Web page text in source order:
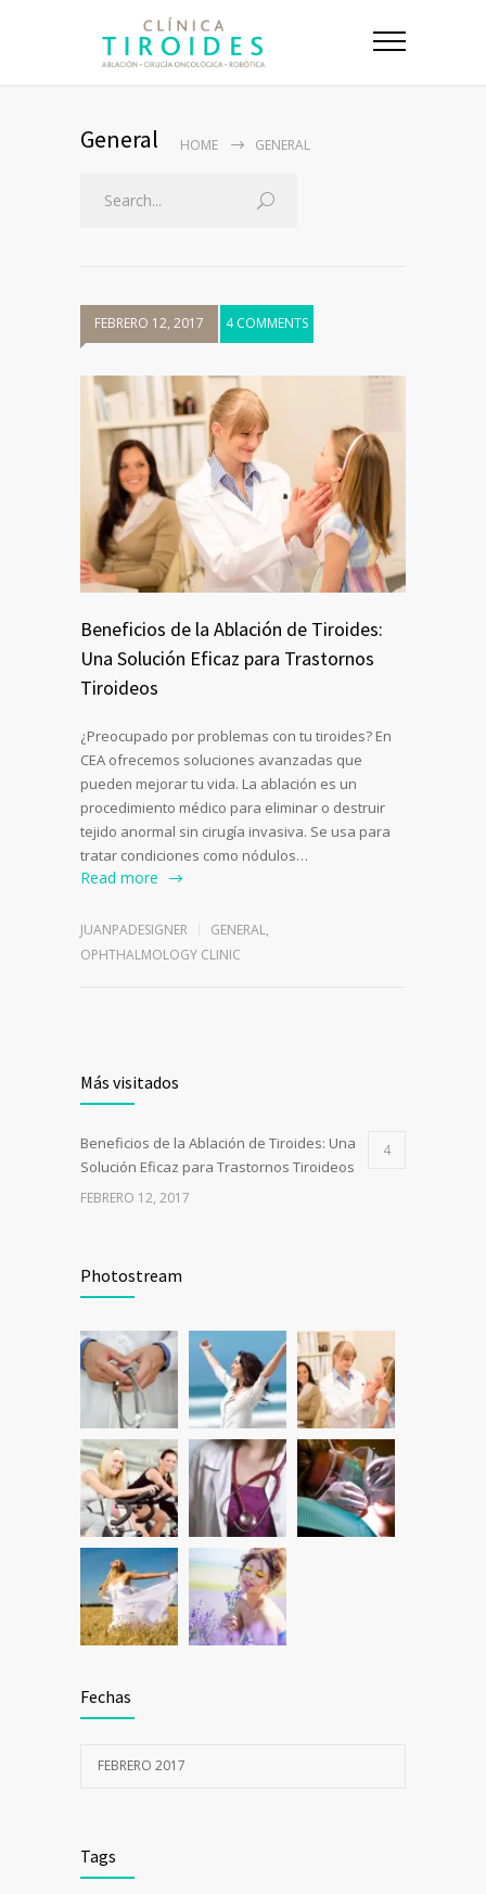
General HOME GENERAL
FEBRERO 12, 2017 4 COMMENTS
Beneficios de la Ablación de Tiroides:
Una Solución Eficaz para Trastornos
Tiroideos
¿Preocupado por problemas con tu tiroides? En
CEA ofrecemos soluciones avanzadas que
pueden mejorar tu vida. La ablación es un
procedimiento médico para eliminar o destruir
tejido anormal sin cirugía invasiva. Se usa para
tratar condiciones como nódulos…
Read more
JUANPADESIGNER GENERAL,
OPHTHALMOLOGY CLINIC
Más visitados
Beneficios de la Ablación de Tiroides: Una
Solución Eficaz para Trastornos Tiroideos
4
FEBRERO 12, 2017
Photostream
Fechas
FEBRERO 2017
Tags